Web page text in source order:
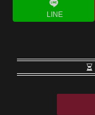
LINE